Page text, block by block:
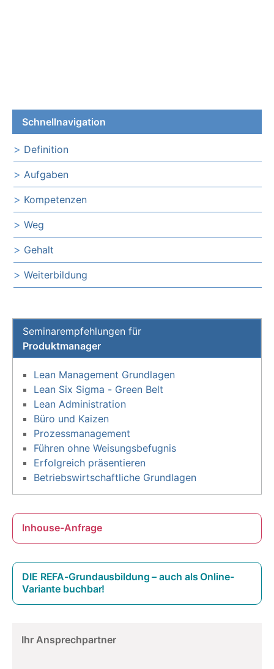
Schnellnavigation
Definition
Aufgaben
Kompetenzen
Weg
Gehalt
Weiterbildung
Seminarempfehlungen für
Produktmanager
Lean Management Grundlagen
Lean Six Sigma - Green Belt
Lean Administration
Büro und Kaizen
Prozessmanagement
Führen ohne Weisungsbefugnis
Erfolgreich präsentieren
Betriebswirtschaftliche Grundlagen
Inhouse-Anfrage
DIE REFA-Grundausbildung – auch als Online-
Variante buchbar!
Ihr Ansprechpartner